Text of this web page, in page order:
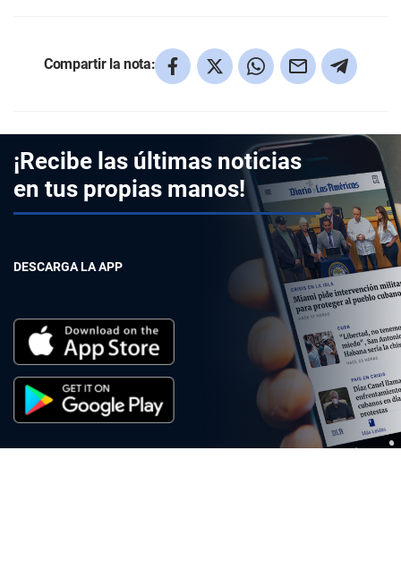
Compartir la nota:
¡Recibe las últimas noticias
en tus propias manos!
DESCARGA LA APP